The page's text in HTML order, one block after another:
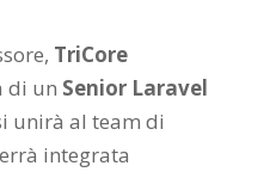
TriCore
di un Senior Laravel
unirà al team di
integrata